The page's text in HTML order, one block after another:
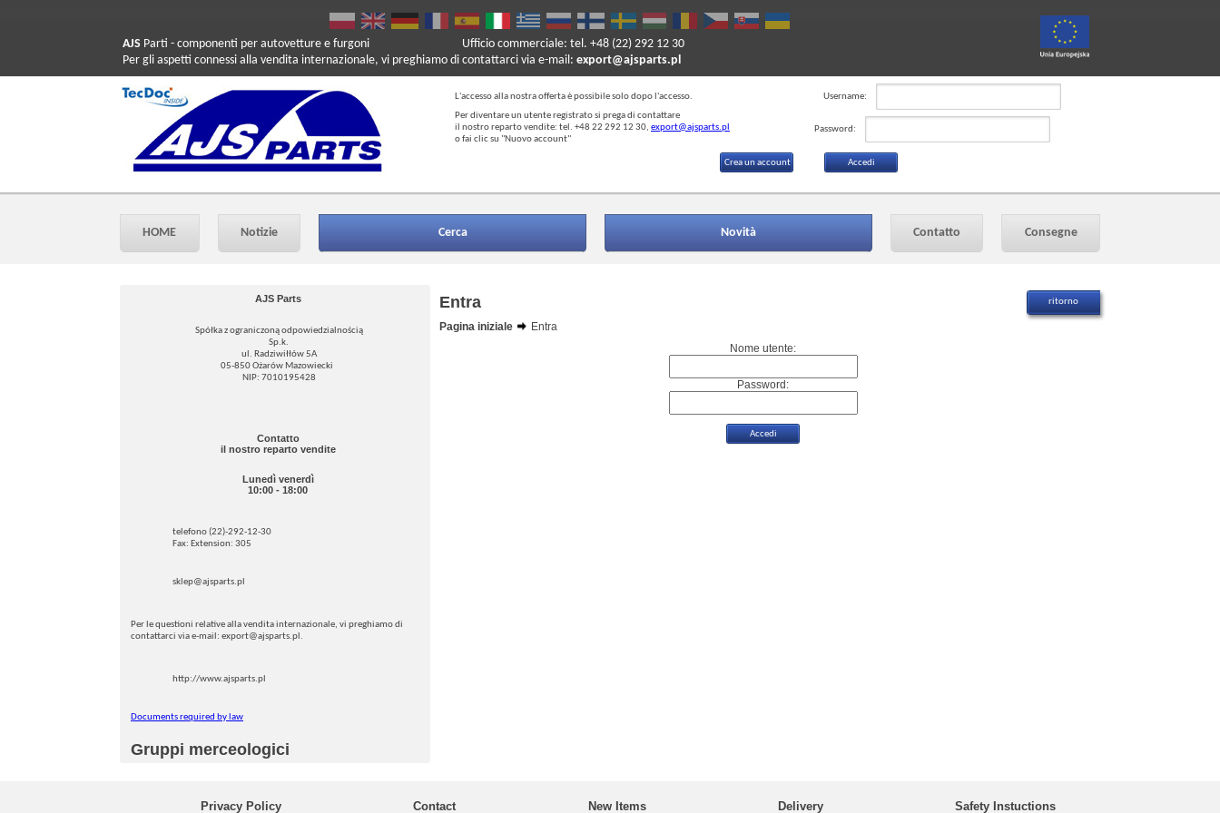
AJS Parti - componenti per autovetture e furgoni
Per gli aspetti connessi alla vendita internazionale, vi preghiamo di contattarci via e-mail: export@ajsparts.pl
Ufficio commerciale: tel. +48 (22) 292 12 30
L'accesso alla nostra offerta è possibile solo dopo l'accesso.
Per diventare un utente registrato si prega di contattare
il nostro reparto vendite: tel. +48 22 292 12 30, export@ajsparts.pl
o fai clic su "Nuovo account"
Username:
Password:
Crea un account
HOME Notizie Cerca Novità Contatto Consegne
AJS Parts
Spółka z ograniczoną odpowiedzialnością
Sp.k.
ul. Radziwiłłów 5A
05-850 Ożarów Mazowiecki
NIP: 7010195428
Contatto
il nostro reparto vendite
Lunedì venerdì
10:00 - 18:00
telefono (22)-292-12-30
Fax: Extension: 305
sklep@ajsparts.pl
Per le questioni relative alla vendita internazionale, vi preghiamo di
contattarci via e-mail: export@ajsparts.pl.
http://www.ajsparts.pl
Documents required by law
Gruppi merceologici
Entra
Pagina iniziale
Entra
Nome utente:
Password:
Privacy Policy Contact New Items Delivery Safety Instuctions